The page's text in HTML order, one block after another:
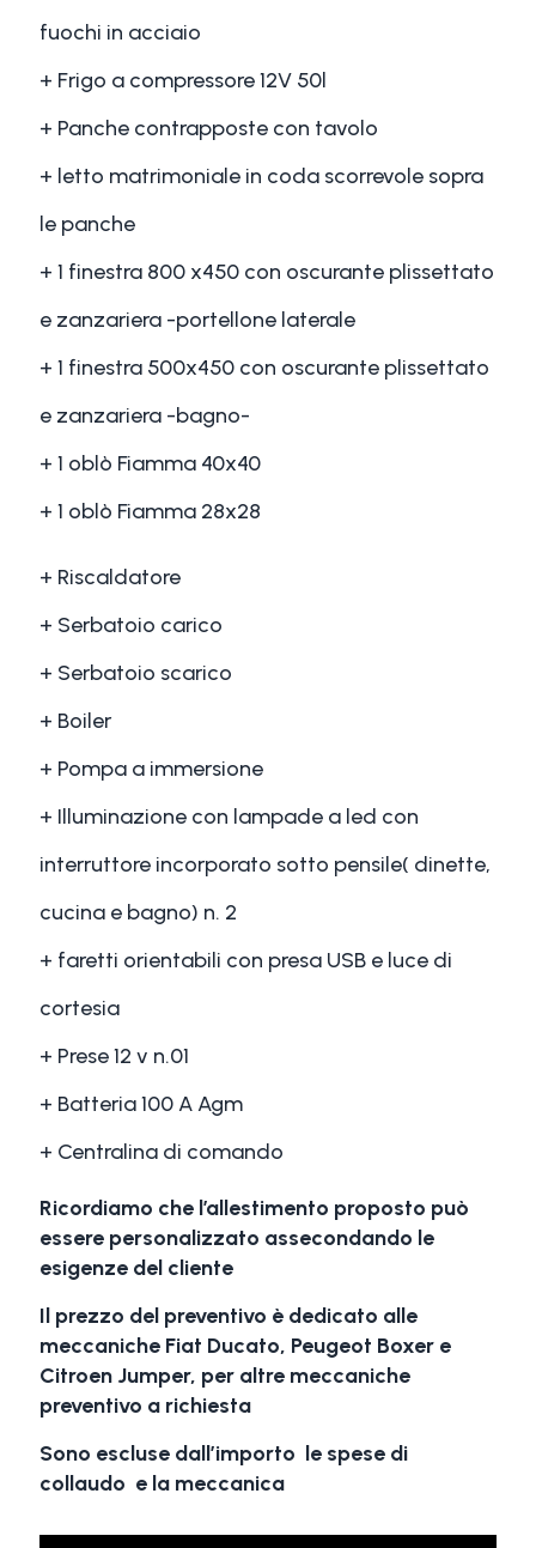
fuochi in acciaio
+ Frigo a compressore 12V 50l
+ Panche contrapposte con tavolo
+ letto matrimoniale in coda scorrevole sopra
le panche
+ 1 finestra 800 x450 con oscurante plissettato
e zanzariera -portellone laterale
+ 1 finestra 500x450 con oscurante plissettato
e zanzariera -bagno-
+ 1 oblò Fiamma 40x40
+ 1 oblò Fiamma 28x28
+ Riscaldatore
+ Serbatoio carico
+ Serbatoio scarico
+ Boiler
+ Pompa a immersione
+ Illuminazione con lampade a led con
interruttore incorporato sotto pensile( dinette,
cucina e bagno) n. 2
+ faretti orientabili con presa USB e luce di
cortesia
+ Prese 12 v n.01
+ Batteria 100 A Agm
+ Centralina di comando
Ricordiamo che l’allestimento proposto può
essere personalizzato assecondando le
esigenze del cliente
Il prezzo del preventivo è dedicato alle
meccaniche Fiat Ducato, Peugeot Boxer e
Citroen Jumper, per altre meccaniche
preventivo a richiesta
Sono escluse dall’importo le spese di
collaudo e la meccanica